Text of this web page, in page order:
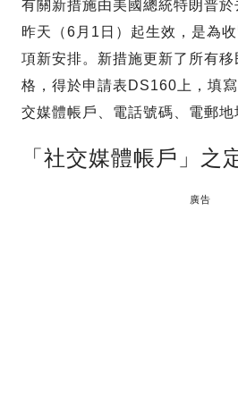
有關新措施由美國總統特朗普
昨天（6月1日）起生效，是為
項新安排。新措施更新了所有
格，得於申請表DS160上，填
交媒體帳戶、電話號碼、電郵地
「社交媒體帳戶」之
廣告